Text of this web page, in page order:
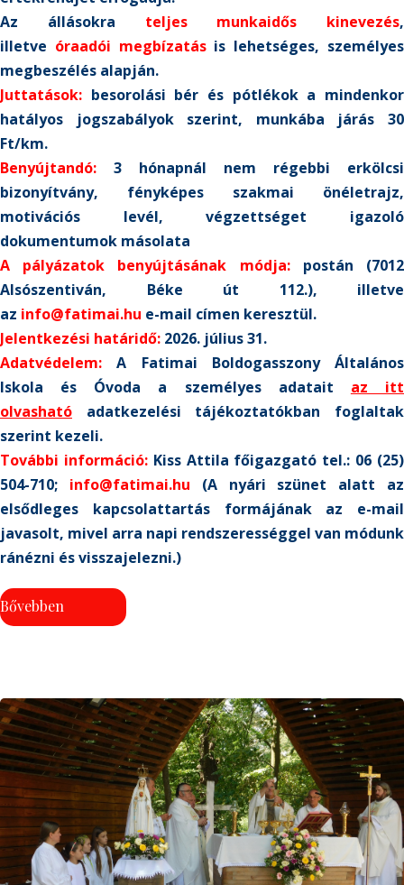
Az állásokra teljes munkaidős kinevezés,
illetve óraadói megbízatásis lehetséges, személyes
megbeszélés alapján.
Juttatások: besorolási bér és pótlékok a mindenkor
hatályos jogszabályok szerint, munkába járás 30
Ft/km.
Benyújtandó: 3 hónapnál nem régebbi erkölcsi
bizonyítvány, fényképes szakmai önéletrajz,
motivációs levél, végzettséget igazoló
dokumentumok másolata
A pályázatok benyújtásának módja: postán (7012
Alsószentiván, Béke út 112.), illetve
az info@fatimai.hu e-mail címen keresztül.
Jelentkezési határidő: 2026. július 31.
Adatvédelem:
A Fatimai Boldogasszony Általános
Iskola és Óvoda a személyes adatait az itt
olvasható adatkezelési tájékoztatókban foglaltak
szerint kezeli.
További információ:Kiss Attila főigazgató tel.: 06 (25)
504-710; info@fatimai.hu
(A nyári szünet alatt az
elsődleges kapcsolattartás formájának az e-mail
javasolt, mivel arra napi rendszerességgel van módunk
ránézni és visszajelezni.)
Bővebben